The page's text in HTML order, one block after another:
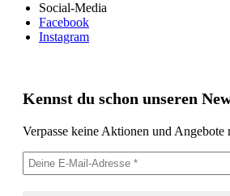
Social-Media
Facebook
Instagram
Kennst du schon unseren
Verpasse keine Aktionen und Angebote